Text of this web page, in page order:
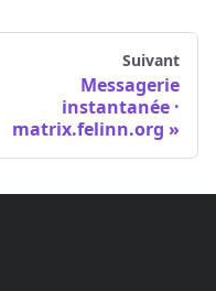
Suivant
Messagerie
instantanée ·
matrix.felinn.org